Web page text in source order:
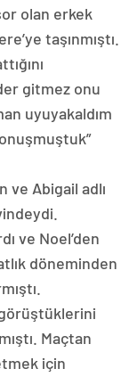
olan erkek
taşınmıştı.
gitmez onu
uyuyakaldım
ve Abigail adlı
ve Noel’den
döneminden
Maçtan
için